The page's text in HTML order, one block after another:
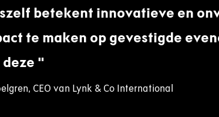
betekent innovatieve en
te maken op gevestigde
CEO van Lynk & Co International